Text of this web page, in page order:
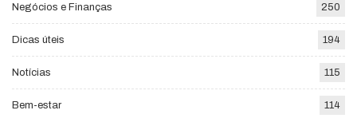
Negócios e Finanças 250
Dicas úteis 194
Notícias 115
Bem-estar 114